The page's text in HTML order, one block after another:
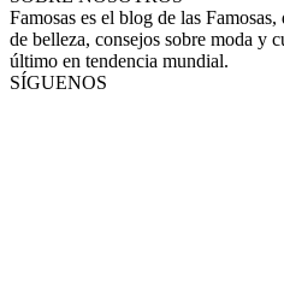
Famosas es el blog de las
de belleza, consejos sobre moda y
último en tendencia mundial.
SÍGUENOS